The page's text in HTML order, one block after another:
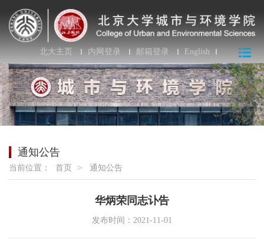
北大主页 内网登录 邮箱登录 English
通知公告
当前位置： 首页 > 通知公告
华炳荣同志讣告
发布时间：2021-11-01